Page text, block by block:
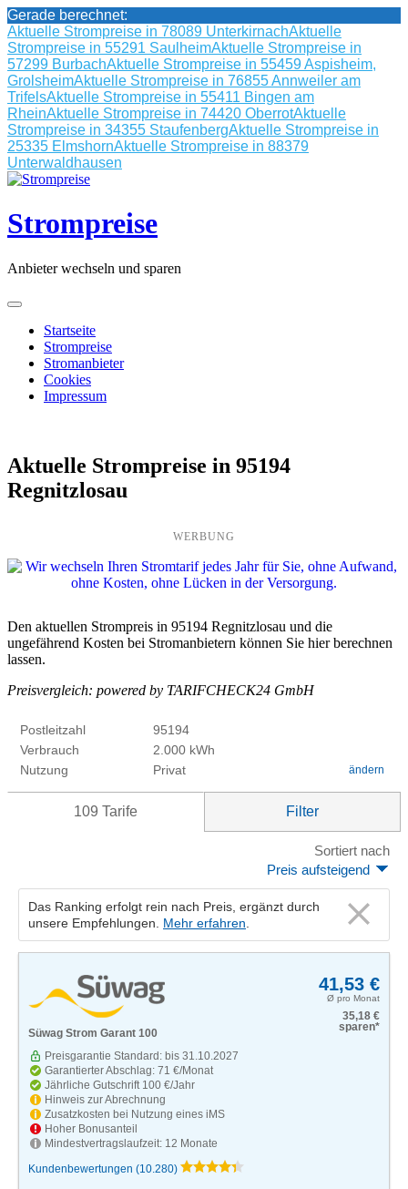
Gerade berechnet:
Aktuelle Strompreise in 78089 UnterkirnachAktuelle
Strompreise in 55291 SaulheimAktuelle Strompreise in
57299 BurbachAktuelle Strompreise in 55459 Aspisheim,
GrolsheimAktuelle Strompreise in 76855 Annweiler am
TrifelsAktuelle Strompreise in 55411 Bingen am
RheinAktuelle Strompreise in 74420 OberrotAktuelle
Strompreise in 34355 StaufenbergAktuelle Strompreise in
25335 ElmshornAktuelle Strompreise in 88379
Unterwaldhausen
Skip
content
Strompreise
Anbieter wechseln und sparen
Startseite
Strompreise
Stromanbieter
Cookies
Impressum
Aktuelle Strompreise in 95194
Regnitzlosau
WERBUNG
Den aktuellen Strompreis in 95194 Regnitzlosau und die
ungefährend Kosten bei Stromanbietern können Sie hier berechnen
lassen.
Preisvergleich: powered by TARIFCHECK24 GmbH